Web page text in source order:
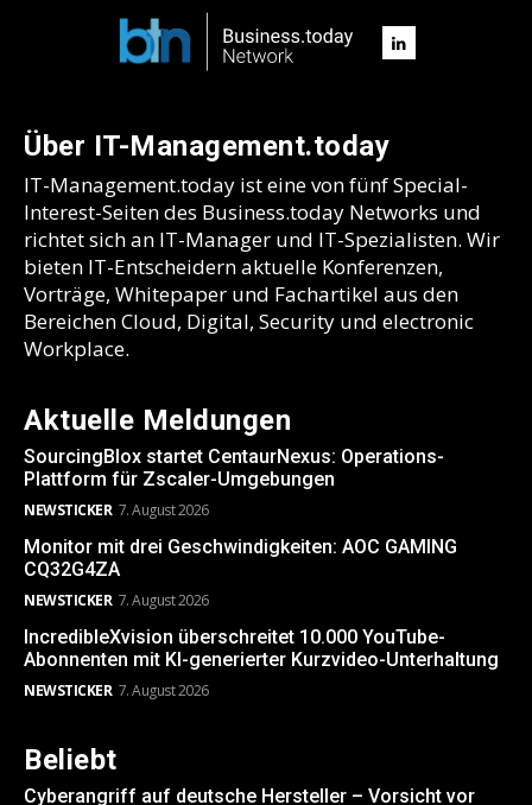
Über IT-Management.today
IT-Management.today ist eine von fünf Special-
Interest-Seiten des Business.today Networks und
richtet sich an IT-Manager und IT-Spezialisten. Wir
bieten IT-Entscheidern aktuelle Konferenzen,
Vorträge, Whitepaper und Fachartikel aus den
Bereichen Cloud, Digital, Security und electronic
Workplace.
Aktuelle Meldungen
SourcingBlox startet CentaurNexus: Operations-
Plattform für Zscaler-Umgebungen
NEWSTICKER 7. August 2026
Monitor mit drei Geschwindigkeiten: AOC GAMING
CQ32G4ZA
NEWSTICKER 7. August 2026
IncredibleXvision überschreitet 10.000 YouTube-
Abonnenten mit KI-generierter Kurzvideo-Unterhaltung
NEWSTICKER 7. August 2026
Beliebt
Cyberangriff auf deutsche Hersteller – Vorsicht vor